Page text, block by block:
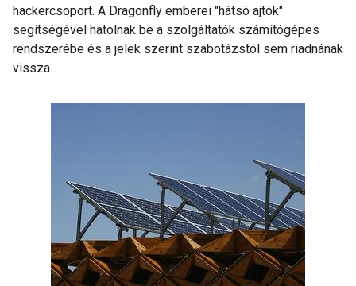
hackercsoport. A Dragonfly emberei "hátsó ajtók"
segítségével hatolnak be a szolgáltatók számítógépes
rendszerébe és a jelek szerint szabotázstól sem riadnának
vissza.